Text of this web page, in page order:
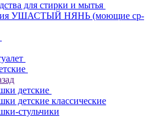
для стирки и мытья
УШАСТЫЙ НЯНЬ (моющие ср-
детские
детские классические
стульчики